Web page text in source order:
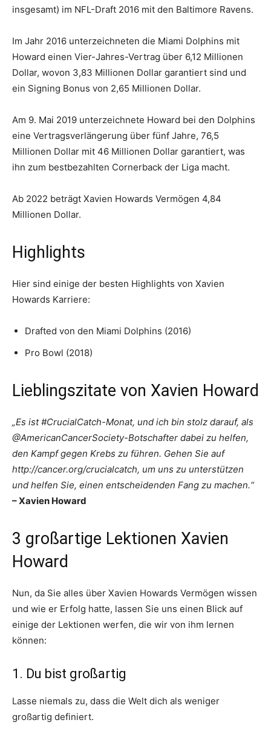
insgesamt) im NFL-Draft 2016 mit den Baltimore Ravens.
Im Jahr 2016 unterzeichneten die Miami Dolphins mit
Howard einen Vier-Jahres-Vertrag über 6,12 Millionen
Dollar, wovon 3,83 Millionen Dollar garantiert sind und
ein Signing Bonus von 2,65 Millionen Dollar.
Am 9. Mai 2019 unterzeichnete Howard bei den Dolphins
eine Vertragsverlängerung über fünf Jahre, 76,5
Millionen Dollar mit 46 Millionen Dollar garantiert, was
ihn zum bestbezahlten Cornerback der Liga macht.
Ab 2022 beträgt Xavien Howards Vermögen 4,84
Millionen Dollar.
Highlights
Hier sind einige der besten Highlights von Xavien
Howards Karriere:
Drafted von den Miami Dolphins (2016)
Pro Bowl (2018)
Lieblingszitate von Xavien Howard
„Es ist #CrucialCatch-Monat, und ich bin stolz darauf, als
@AmericanCancerSociety-Botschafter dabei zu helfen,
den Kampf gegen Krebs zu führen. Gehen Sie auf
http://cancer.org/crucialcatch, um uns zu unterstützen
und helfen Sie, einen entscheidenden Fang zu machen.“
– Xavien Howard
3 großartige Lektionen Xavien
Howard
Nun, da Sie alles über Xavien Howards Vermögen wissen
und wie er Erfolg hatte, lassen Sie uns einen Blick auf
einige der Lektionen werfen, die wir von ihm lernen
können:
1. Du bist großartig
Lasse niemals zu, dass die Welt dich als weniger
großartig definiert.